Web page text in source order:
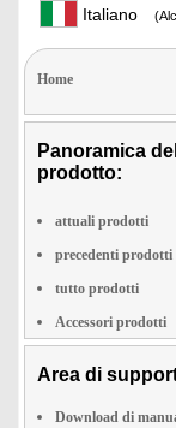
Italiano
Home
Panoramica del
prodotto:
attuali prodotti
precedenti prodotti
tutto prodotti
Accessori prodotti
Area di
Download di